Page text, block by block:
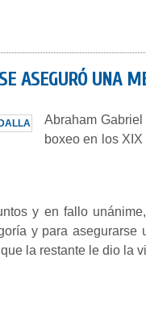
ASEGURÓ UNA
Abraham
boxeo en los
y en fallo
y para
la restante le dio la